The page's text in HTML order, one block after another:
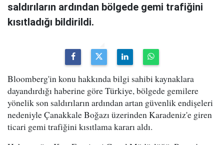
saldırıların ardından bölgede gemi trafiğini
kısıtladığı bildirildi.
Bloomberg'in konu hakkında bilgi sahibi kaynaklara
dayandırdığı haberine göre Türkiye, bölgede gemilere
yönelik son saldırıların ardından artan güvenlik endişeleri
nedeniyle Çanakkale Boğazı üzerinden Karadeniz'e giren
ticari gemi trafiğini kısıtlama kararı aldı.